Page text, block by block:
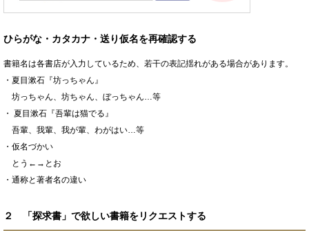
ひらがな・カタカナ・送り仮名を再確認する
書籍名は各書店が入力しているため、若干の表記揺れがある場合があります。
・夏目漱石『坊っちゃん』
坊っちゃん、坊ちゃん、ぼっちゃん…等
・ 夏目漱石『吾輩は猫でる』
吾輩、我輩、我が輩、わがはい…等
・仮名づかい
とう←→とお
・通称と著者名の違い
２ 「探求書」で欲しい書籍をリクエストする